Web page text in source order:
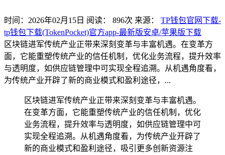
时间：2026年02月15日 阅读： 896次 来源： TP钱包官网下载-
tp钱包下载(TokenPocket)官方app-最新版安卓/苹果版下载
区块链进军传统产业正带来深刻变革与丰富机遇。在变革方
面，它能重塑传统产业的信任机制，优化业务流程，提升效率
与透明度，如供应链管理中可实现全程追溯。从机遇角度看，
为传统产业开辟了新的商业模式和盈利途径，...
区块链进军传统产业正带来深刻变革与丰富机遇。
在变革方面，它能重塑传统产业的信任机制，优化
业务流程，提升效率与透明度，如供应链管理中可
实现全程追溯。从机遇角度看，为传统产业开辟了
新的商业模式和盈利途径，吸引更多创新资源注